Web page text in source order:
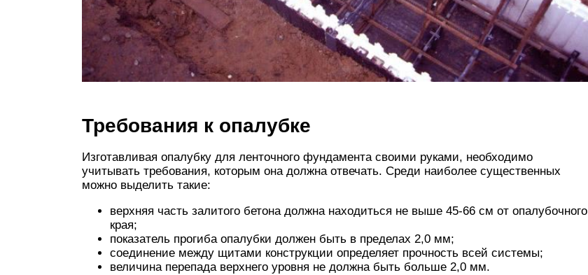
Требования к опалубке
Изготавливая опалубку для ленточного фундамента своими руками, необходимо
учитывать требования, которым она должна отвечать. Среди наиболее существенных
можно выделить такие:
верхняя часть залитого бетона должна находиться не выше 45-66 см от опалубочного
края;
показатель прогиба опалубки должен быть в пределах 2,0 мм;
соединение между щитами конструкции определяет прочность всей системы;
величина перепада верхнего уровня не должна быть больше 2,0 мм.